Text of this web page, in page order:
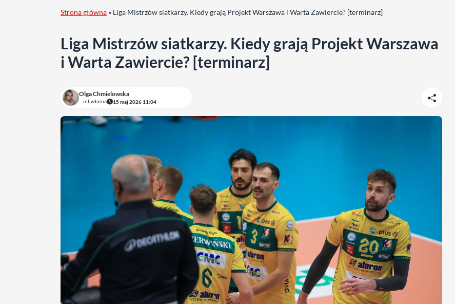
Strona główna » Liga Mistrzów siatkarzy. Kiedy grają Projekt Warszawa i Warta Zawiercie? [terminarz]
Liga Mistrzów siatkarzy. Kiedy grają Projekt Warszawa
i Warta Zawiercie? [terminarz]
Olga Chmielowska
inf. własna 15 maj 2026 11:04